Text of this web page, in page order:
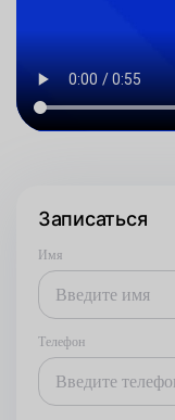
Записаться
Имя
Телефон